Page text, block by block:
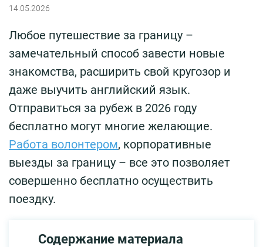
14.05.2026
Любое путешествие за границу –
замечательный способ завести новые
знакомства, расширить свой кругозор и
даже выучить английский язык.
Отправиться за рубеж в 2026 году
бесплатно могут многие желающие.
Работа волонтером, корпоративные
выезды за границу – все это позволяет
совершенно бесплатно осуществить
поездку.
Содержание материала